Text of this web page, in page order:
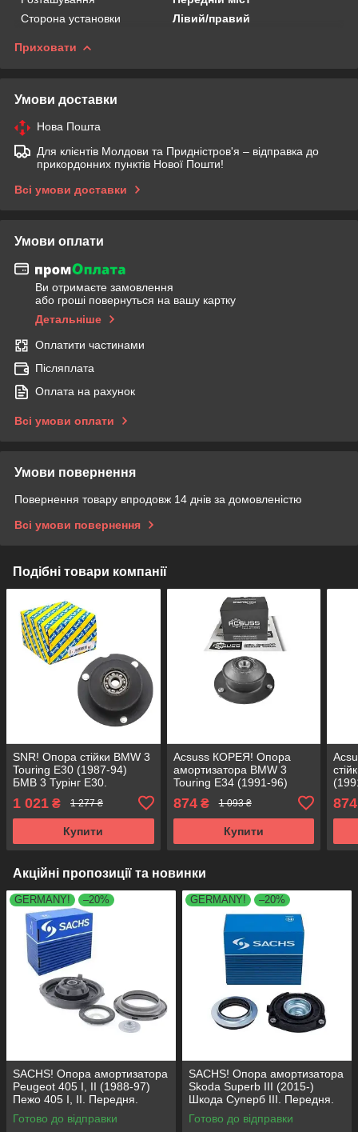
Сторона установки
Лівий/правий
Приховати
Умови доставки
Нова Пошта
Для клієнтів Молдови та Придністров'я – відправка до
прикордонних пунктів Нової Пошти!
Всі умови доставки
Умови оплати
Ви отримаєте замовлення
або гроші повернуться на вашу картку
Детальніше
Оплатити частинами
Післяплата
Оплата на рахунок
Всі умови оплати
Умови повернення
Повернення товару впродовж 14 днів за домовленістю
Всі умови повернення
Подібні товари компанії
SNR! Опора стійки BMW 3
Touring E30 (1987-94)
БМВ 3 Турінг Е30.
803151 , KB650.00 ,
VKDC35801
1 021 ₴ 1 277 ₴
Купити
Acsuss КОРЕЯ! Опора
амортизатора BMW 3
Touring E34 (1991-96)
Передня. SM1000 ,
803151 , KB650.00 ,
VKDC35801
874₴ 1 093 ₴
Купити
874
Акційні пропозиції та новинки
GERMANY! –20%
SACHS! Опора амортизатора
Peugeot 405 I, II (1988-97)
Пежо 405 I, II. Передня.
SM1553 , 803023 , KB659.36 ,
VKDA35336
Готово до відправки
GERMANY! –20%
SACHS! Опора амортизатора
Skoda Superb III (2015-)
Шкода Суперб III. Передня.
803024 , KB657.27 ,
VKDA35167
Готово до відправки